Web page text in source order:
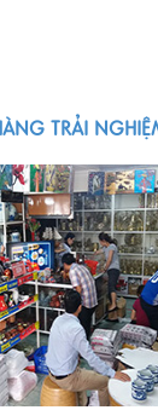
TRẢI